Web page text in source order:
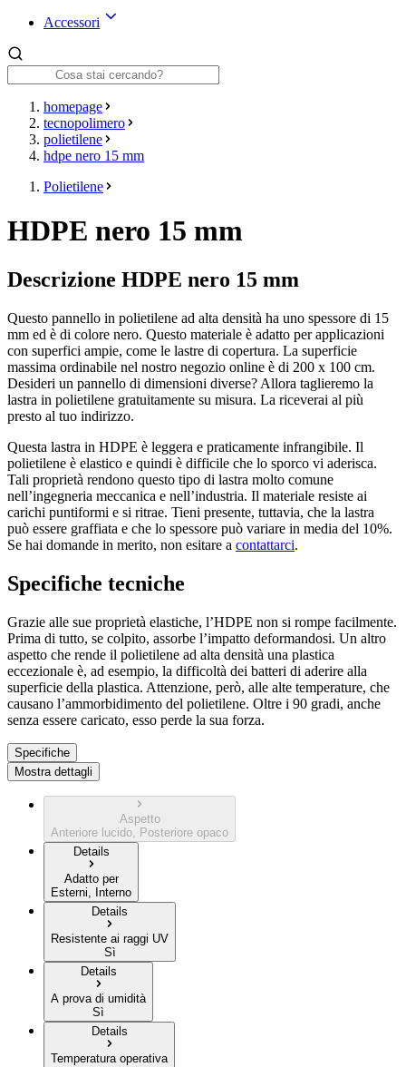
Accessori
homepage
tecnopolimero
polietilene
hdpe nero 15 mm
Polietilene
HDPE nero 15 mm
Descrizione HDPE nero 15 mm
Questo pannello in polietilene ad alta densità ha uno spessore di 15
mm ed è di colore nero. Questo materiale è adatto per applicazioni
con superfici ampie, come le lastre di copertura. La superficie
massima ordinabile nel nostro negozio online è di 200 x 100 cm.
Desideri un pannello di dimensioni diverse? Allora taglieremo la
lastra in polietilene gratuitamente su misura. La riceverai al più
presto al tuo indirizzo.
Questa lastra in HDPE è leggera e praticamente infrangibile. Il
polietilene è elastico e quindi è difficile che lo sporco vi aderisca.
Tali proprietà rendono questo tipo di lastra molto comune
nell’ingegneria meccanica e nell’industria. Il materiale resiste ai
carichi puntiformi e si ritrae. Tieni presente, tuttavia, che la lastra
può essere graffiata e che lo spessore può variare in media del 10%.
Se hai domande in merito, non esitare a contattarci.
Specifiche tecniche
Grazie alle sue proprietà elastiche, l’HDPE non si rompe facilmente.
Prima di tutto, se colpito, assorbe l’impatto deformandosi. Un altro
aspetto che rende il polietilene ad alta densità una plastica
eccezionale è, ad esempio, la difficoltà dei batteri di aderire alla
superficie della plastica. Attenzione, però, alle alte temperature, che
causano l’ammorbidimento del polietilene. Oltre i 90 gradi, anche
senza essere caricato, esso perde la sua forza.
Specifiche
Mostra dettagli
Aspetto
Anteriore lucido, Posteriore opaco
Details
Adatto per
Esterni, Interno
Details
Resistente ai raggi UV
Sì
Details
A prova di umidità
Sì
Details
Temperatura operativa